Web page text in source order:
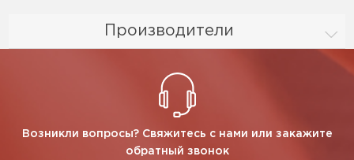
Производители
Возникли вопросы? Свяжитесь с нами или закажите
обратный звонок